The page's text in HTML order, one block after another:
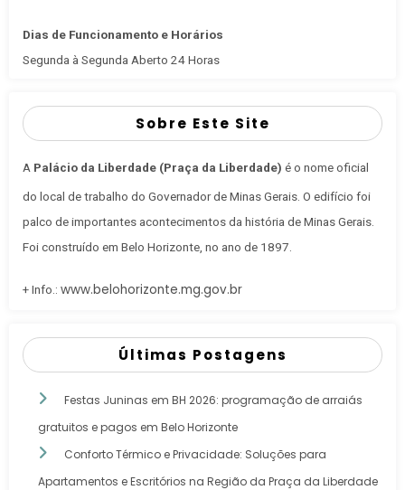
Dias de Funcionamento e Horários
Segunda à Segunda Aberto 24 Horas
Sobre Este Site
A Palácio da Liberdade (Praça da Liberdade) é o nome oficial
do local de trabalho do Governador de Minas Gerais . O edifício foi
palco de importantes acontecimentos da história de Minas Gerais.
Foi construído em Belo Horizonte, no ano de 1897.
+ Info.: www.belohorizonte.mg.gov.br
Últimas Postagens
Festas Juninas em BH 2026: programação de arraiás
gratuitos e pagos em Belo Horizonte
Conforto Térmico e Privacidade: Soluções para
Apartamentos e Escritórios na Região da Praça da Liberdade